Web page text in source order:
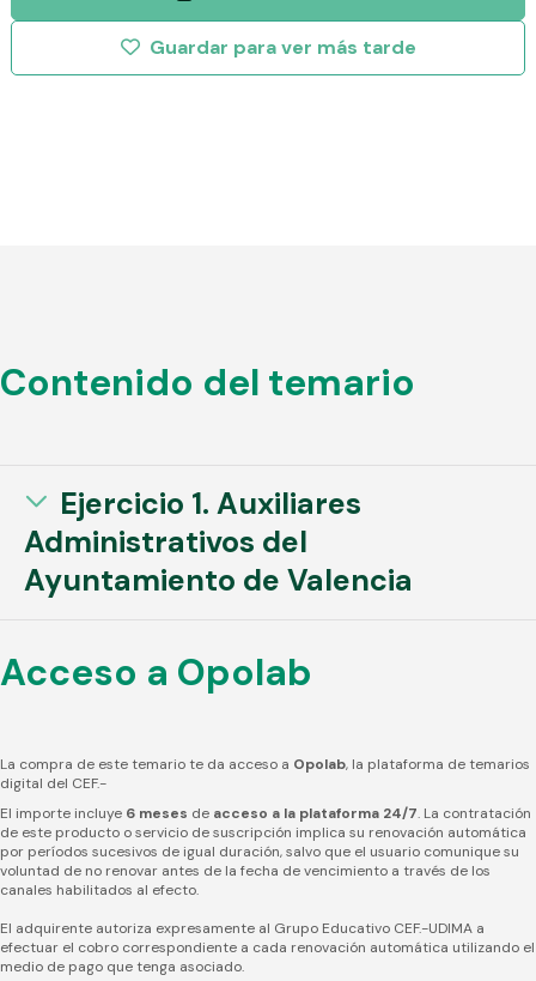
Contenido del temario
Ejercicio 1. Auxiliares
Administrativos del
Ayuntamiento de Valencia
Acceso a Opolab
La compra de este temario te da acceso a Opolab, la plataforma de temarios
digital del CEF.-
El importe incluye 6 meses de acceso a la plataforma 24/7. La contratación
de este producto o servicio de suscripción implica su renovación automática
por períodos sucesivos de igual duración, salvo que el usuario comunique su
voluntad de no renovar antes de la fecha de vencimiento a través de los
canales habilitados al efecto.
El adquirente autoriza expresamente al Grupo Educativo CEF.-UDIMA a
efectuar el cobro correspondiente a cada renovación automática utilizando el
medio de pago que tenga asociado.